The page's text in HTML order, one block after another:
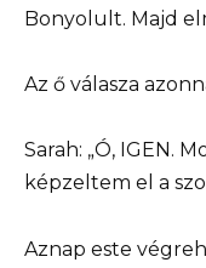
Bonyolult. Majd
Az ő válasza
Sarah: „Ó, IGEN.
képzeltem el a
Aznap este